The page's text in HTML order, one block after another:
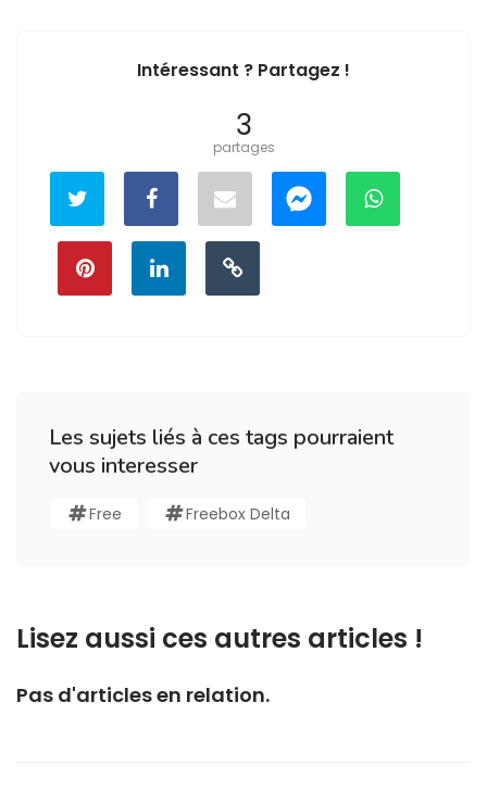
Intéressant ? Partagez !
3
partages
Les sujets liés à ces tags pourraient
vous interesser
Free Freebox Delta
Lisez aussi ces autres articles !
Pas d'articles en relation.